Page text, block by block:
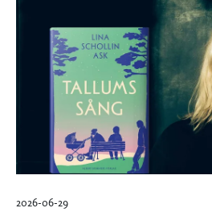
2026-06-29